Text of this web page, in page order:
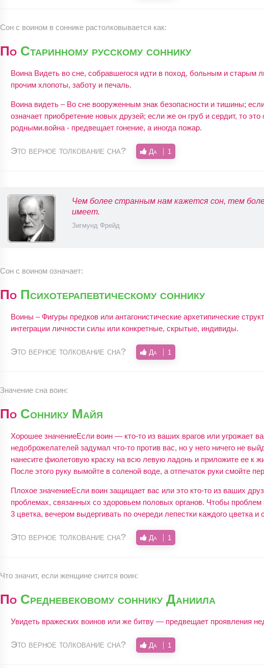
Сон c воином в соннике растолковывается как:
По Старинному русскому соннику
Воина Видеть во сне, собравшегося идти в поход, больным и старым
прочим хлопоты, заботу и печаль.
Воина видеть – Во сне вооруженным знак безопасности и тишины;
означает приобретение новых друзей; если же он груб и сердит, то
родными.война - предвещает гонение, а иногда пожар.
Это верное толкование сна? Да 1
Чем более странным нам кажется сон, тем
имеет.
Зигмунд Фрейд
Сон с воином означает:
По Психотерапевтическому соннику
Воины – Фигуры предков или антагонистические архетипические
интеграции личности силы или конкретные, скрытые, индивиды.
Это верное толкование сна? Да 1
Значение сна воин:
По Соннику Майя
Хорошее значениеЕсли воин — кто-то из ваших врагов или угрожает
недоброжелателей задумал что-то против вас, но у него ничего не
нанесите фиолетовую краску на всю левую ладонь и приложите ее к
После этого руку вымойте в соленой воде, а отпечаток руки смойте
Плохое значениеЕсли воин защищает вас или это кто-то из ваших
проблемах, связанных со здоровьем половых органов. Чтобы
3 цветка, вечером выдергивать по очереди лепестки каждого цветка и
Это верное толкование сна? Да 1
Что значит, если женщине снится воин:
По Средневековому соннику Даниила
Увидеть вражеских воинов или же битву — предвещает проявления
Это верное толкование сна? Да 1